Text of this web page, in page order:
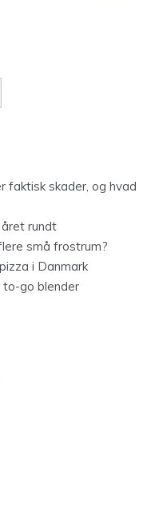
skader, og hvad
rundt
små frostrum?
i Danmark
go blender